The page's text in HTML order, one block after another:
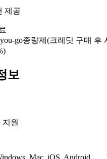
제공
go종량제(크레딧 구매 후
보
지원
Mac, iOS, Android